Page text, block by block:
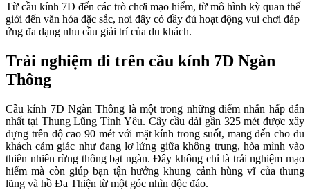
Từ cầu kính 7D đến các trò chơi mạo hiểm, từ mô hình kỳ quan thế
giới đến văn hóa đặc sắc, nơi đây có đầy đủ hoạt động vui chơi đáp
ứng đa dạng nhu cầu giải trí của du khách.
Trải nghiệm đi trên cầu kính 7D Ngàn
Thông
Cầu kính 7D Ngàn Thông là một trong những điểm nhấn hấp dẫn
nhất tại Thung Lũng Tình Yêu. Cây cầu dài gần 325 mét được xây
dựng trên độ cao 90 mét với mặt kính trong suốt, mang đến cho du
khách cảm giác như đang lơ lửng giữa không trung, hòa mình vào
thiên nhiên rừng thông bạt ngàn. Đây không chỉ là trải nghiệm mạo
hiểm mà còn giúp bạn tận hưởng khung cảnh hùng vĩ của thung
lũng và hồ Đa Thiện từ một góc nhìn độc đáo.